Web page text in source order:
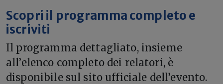
Scopri il programma completo e
iscriviti
Il programma dettagliato, insieme
all’elenco completo dei relatori, è
disponibile sul sito ufficiale dell’evento.